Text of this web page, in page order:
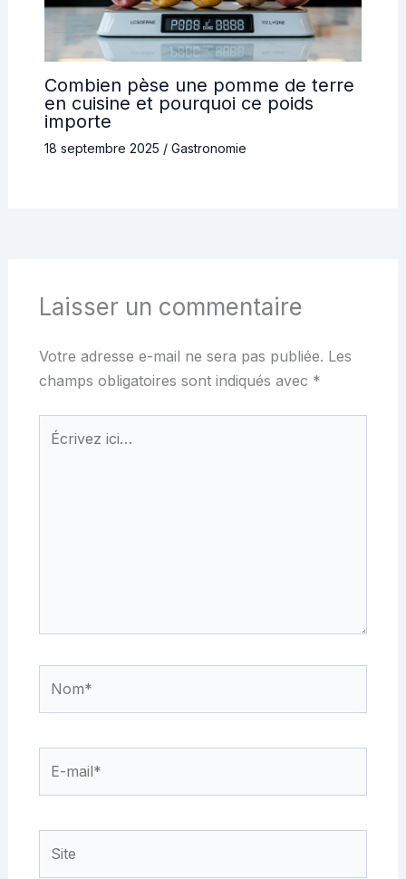
Combien pèse une pomme de terre
en cuisine et pourquoi ce poids
importe
18 septembre 2025 / Gastronomie
Laisser un commentaire
Votre adresse e-mail ne sera pas publiée. Les
champs obligatoires sont indiqués avec *
Écrivez
ici…
mail*